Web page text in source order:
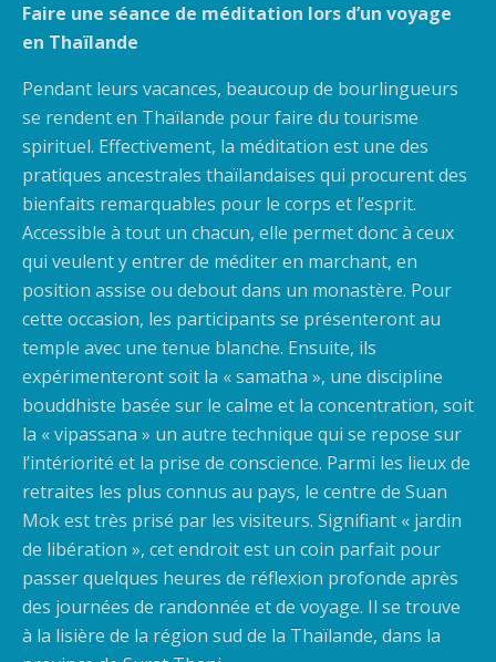
Faire une séance de méditation lors d’un voyage
en Thaïlande
Pendant leurs vacances, beaucoup de bourlingueurs
se rendent en Thaïlande pour faire du tourisme
spirituel. Effectivement, la méditation est une des
pratiques ancestrales thaïlandaises qui procurent des
bienfaits remarquables pour le corps et l’esprit.
Accessible à tout un chacun, elle permet donc à ceux
qui veulent y entrer de méditer en marchant, en
position assise ou debout dans un monastère. Pour
cette occasion, les participants se présenteront au
temple avec une tenue blanche. Ensuite, ils
expérimenteront soit la « samatha », une discipline
bouddhiste basée sur le calme et la concentration, soit
la « vipassana » un autre technique qui se repose sur
l’intériorité et la prise de conscience. Parmi les lieux de
retraites les plus connus au pays, le centre de Suan
Mok est très prisé par les visiteurs. Signifiant « jardin
de libération », cet endroit est un coin parfait pour
passer quelques heures de réflexion profonde après
des journées de randonnée et de voyage. Il se trouve
à la lisière de la région sud de la Thaïlande, dans la